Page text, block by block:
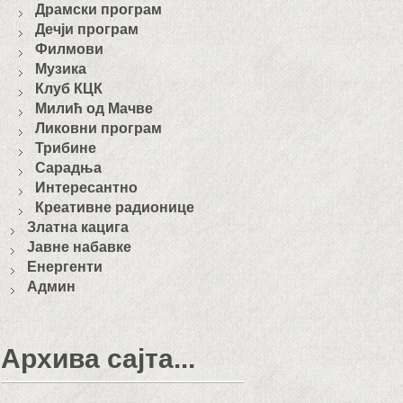
Драмски програм
Дечји програм
Филмови
Музика
Клуб КЦК
Милић од Мачве
Ликовни програм
Трибине
Сарадња
Интересантно
Креативне радионице
Златна кацига
Јавне набавке
Енергенти
Админ
Архива сајта...